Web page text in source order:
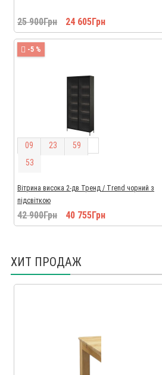
25 900Грн 24 605Грн
-5 %
09 23 59
52
Вітрина висока 2-дв Тренд / Trend чорний з
підсвіткою
42 900Грн 40 755Грн
ХИТ ПРОДАЖ